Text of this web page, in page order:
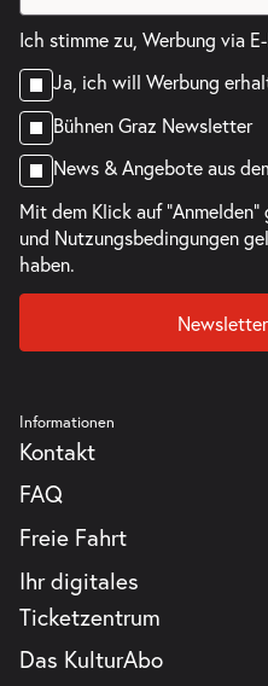
Ich stimme zu, Werbung via
Ja, ich will Werbung
Bühnen Graz Newsletter
News & Angebote aus
Mit dem Klick auf "Anmelden"
und Nutzungsbedingungen
haben.
Informationen
Kontakt
FAQ
Freie Fahrt
Ihr digitales
Ticketzentrum
Das KulturAbo